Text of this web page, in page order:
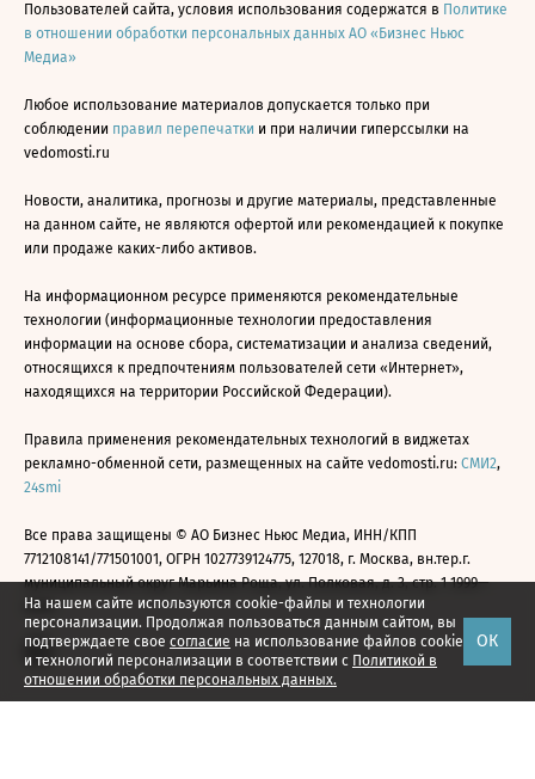
На нашем сайте используются cookie-файлы и технологии
персонализации. Продолжая пользоваться данным сайтом, вы
подтверждаете свое согласие на использование файлов cookie
и технологий персонализации в соответствии с Политикой в
отношении обработки персональных данных.
ОК
Пользователей сайта, условия использования содержатся в Политике
в отношении обработки персональных данных АО «Бизнес Ньюс
Медиа»
Любое использование материалов допускается только при
соблюдении правил перепечатки и при наличии гиперссылки на
vedomosti.ru
Новости, аналитика, прогнозы и другие материалы, представленные
на данном сайте, не являются офертой или рекомендацией к покупке
или продаже каких-либо активов.
На информационном ресурсе применяются рекомендательные
технологии (информационные технологии предоставления
информации на основе сбора, систематизации и анализа сведений,
относящихся к предпочтениям пользователей сети «Интернет»,
находящихся на территории Российской Федерации).
Правила применения рекомендательных технологий в виджетах
рекламно-обменной сети, размещенных на сайте vedomosti.ru: СМИ2,
24smi
Все права защищены © АО Бизнес Ньюс Медиа, ИНН/КПП
7712108141/771501001, ОГРН 1027739124775, 127018, г. Москва, вн.тер.г.
муниципальный округ Марьина Роща, ул. Полковая, д. 3, стр. 1 1999—
2026